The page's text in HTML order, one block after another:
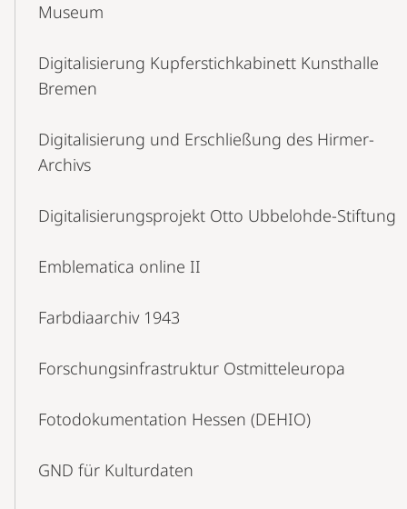
Museum
Digitalisierung Kupferstichkabinett Kunsthalle
Bremen
Digitalisierung und Erschließung des Hirmer-
Archivs
Digitalisierungsprojekt Otto Ubbelohde-Stiftung
Emblematica online II
Farbdiaarchiv 1943
Forschungsinfrastruktur Ostmitteleuropa
Fotodokumentation Hessen (DEHIO)
GND für Kulturdaten